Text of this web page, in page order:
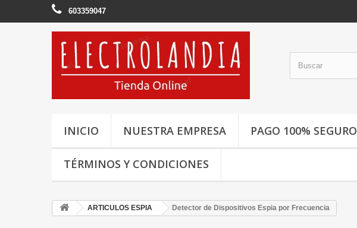
603359047
INICIO NUESTRA EMPRESA PAGO 100% SEGURO
TÉRMINOS Y CONDICIONES
ARTICULOS ESPIA Detector de Dispositivos Espia por Frecuencia